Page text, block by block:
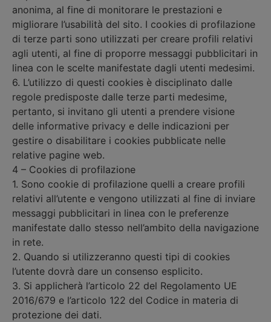
anonima, al fine di monitorare le prestazioni e
migliorare l’usabilità del sito. I cookies di profilazione
di terze parti sono utilizzati per creare profili relativi
agli utenti, al fine di proporre messaggi pubblicitari in
linea con le scelte manifestate dagli utenti medesimi.
6. L’utilizzo di questi cookies è disciplinato dalle
regole predisposte dalle terze parti medesime,
pertanto, si invitano gli utenti a prendere visione
delle informative privacy e delle indicazioni per
gestire o disabilitare i cookies pubblicate nelle
relative pagine web.
4 – Cookies di profilazione
1. Sono cookie di profilazione quelli a creare profili
relativi all’utente e vengono utilizzati al fine di inviare
messaggi pubblicitari in linea con le preferenze
manifestate dallo stesso nell’ambito della navigazione
in rete.
2. Quando si utilizzeranno questi tipi di cookies
l’utente dovrà dare un consenso esplicito.
3. Si applicherà l’articolo 22 del Regolamento UE
2016/679 e l’articolo 122 del Codice in materia di
protezione dei dati.